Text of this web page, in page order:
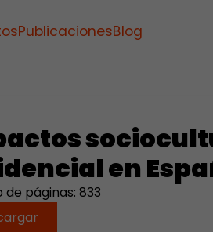
PublicacionesBlog
en
de páginas: 833